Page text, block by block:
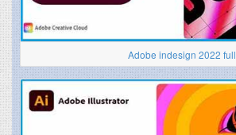
Adobe indesign 2022 full